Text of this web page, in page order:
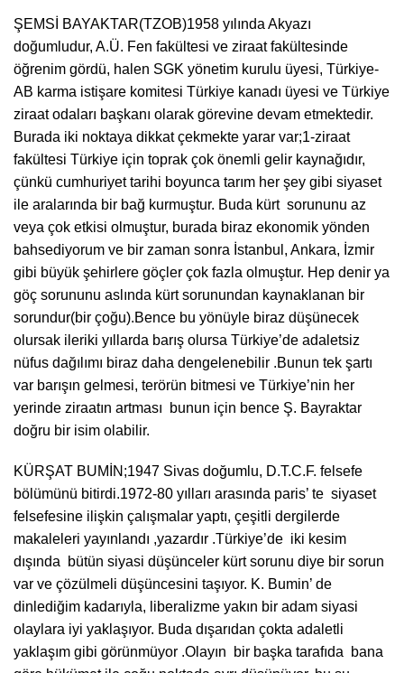
ŞEMSİ BAYAKTAR(TZOB)1958 yılında Akyazı
doğumludur, A.Ü. Fen fakültesi ve ziraat fakültesinde
öğrenim gördü, halen SGK yönetim kurulu üyesi, Türkiye-
AB karma istişare komitesi Türkiye kanadı üyesi ve Türkiye
ziraat odaları başkanı olarak görevine devam etmektedir.
Burada iki noktaya dikkat çekmekte yarar var;1-ziraat
fakültesi Türkiye için toprak çok önemli gelir kaynağıdır,
çünkü cumhuriyet tarihi boyunca tarım her şey gibi siyaset
ile aralarında bir bağ kurmuştur. Buda kürt sorununu az
veya çok etkisi olmuştur, burada biraz ekonomik yönden
bahsediyorum ve bir zaman sonra İstanbul, Ankara, İzmir
gibi büyük şehirlere göçler çok fazla olmuştur. Hep denir ya
göç sorununu aslında kürt sorunundan kaynaklanan bir
sorundur(bir çoğu).Bence bu yönüyle biraz düşünecek
olursak ileriki yıllarda barış olursa Türkiye’de adaletsiz
nüfus dağılımı biraz daha dengelenebilir .Bunun tek şartı
var barışın gelmesi, terörün bitmesi ve Türkiye’nin her
yerinde ziraatın artması bunun için bence Ş. Bayraktar
doğru bir isim olabilir.
KÜRŞAT BUMİN;1947 Sivas doğumlu, D.T.C.F. felsefe
bölümünü bitirdi.1972-80 yılları arasında paris’ te siyaset
felsefesine ilişkin çalışmalar yaptı, çeşitli dergilerde
makaleleri yayınlandı ,yazardır .Türkiye’de iki kesim
dışında bütün siyasi düşünceler kürt sorunu diye bir sorun
var ve çözülmeli düşüncesini taşıyor. K. Bumin’ de
dinlediğim kadarıyla, liberalizme yakın bir adam siyasi
olaylara iyi yaklaşıyor. Buda dışarıdan çokta adaletli
yaklaşım gibi görünmüyor .Olayın bir başka tarafıda bana